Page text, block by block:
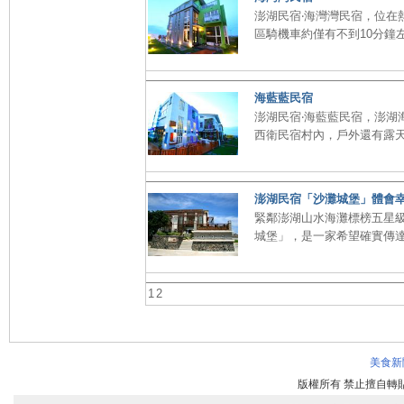
澎湖民宿‧海灣灣民宿，位
區騎機車約僅有不到10分鐘
海藍藍民宿
澎湖民宿‧海藍藍民宿，澎
西衛民宿村內，戶外還有露
澎湖民宿「沙灘城堡」體會
緊鄰澎湖山水海灘標榜五星
城堡」，是一家希望確實傳
12
美食
版權所有 禁止擅自